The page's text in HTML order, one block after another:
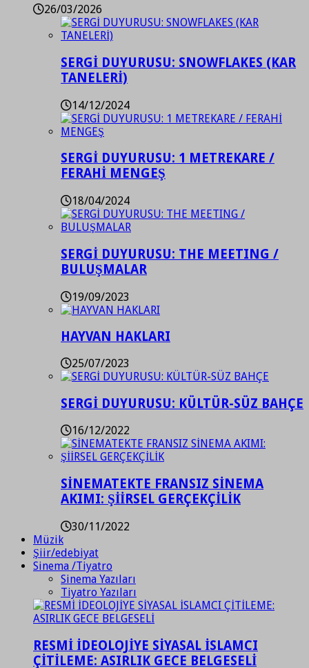
26/03/2026
SERGİ DUYURUSU: SNOWFLAKES (KAR
TANELERİ)
14/12/2024
SERGİ DUYURUSU: 1 METREKARE /
FERAHİ MENGEŞ
18/04/2024
SERGİ DUYURUSU: THE MEETING /
BULUŞMALAR
19/09/2023
HAYVAN HAKLARI
25/07/2023
SERGİ DUYURUSU: KÜLTÜR-SÜZ BAHÇE
16/12/2022
SİNEMATEKTE FRANSIZ SİNEMA
AKIMI: ŞİİRSEL GERÇEKÇİLİK
30/11/2022
Müzik
Şiir/edebiyat
Sinema /Tiyatro
Sinema Yazıları
Tiyatro Yazıları
RESMİ İDEOLOJİYE SİYASAL İSLAMCI
ÇİTİLEME: ASIRLIK GECE BELGESELİ